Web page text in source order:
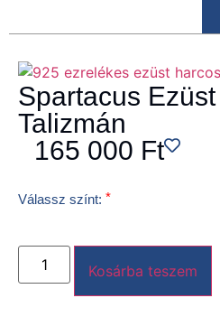
Spartacus
Talizmán
165 000 Ft
Válassz színt: *
Kosárba teszem